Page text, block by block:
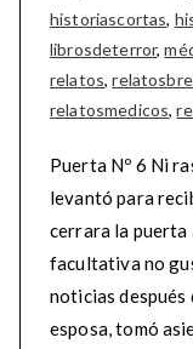
historiascortas,
librosdeterror,
relatos,
relatosmedicos,
Puerta Nº 6 Ni
levantó para
cerrara la puerta
facultativa no
noticias después
esposa, tomó